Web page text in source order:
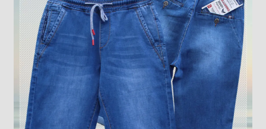
Примерочная